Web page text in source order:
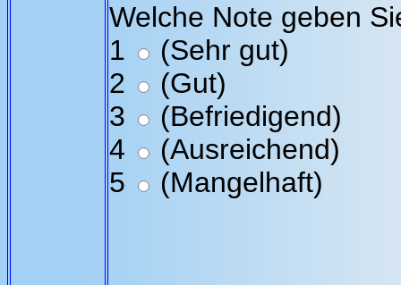
Welche Note geben
1
(Sehr gut)
2
(Gut)
3
(Befriedigend)
4
(Ausreichend)
5
(Mangelhaft)